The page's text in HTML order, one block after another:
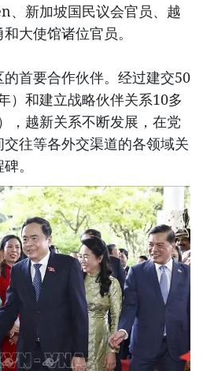
、新加坡国民议会官员、越
大使馆诸位官员。
首要合作伙伴。经过建交50
）和建立战略伙伴关系10多
，越新关系不断发展，在党
往等各外交渠道的各领域关
。